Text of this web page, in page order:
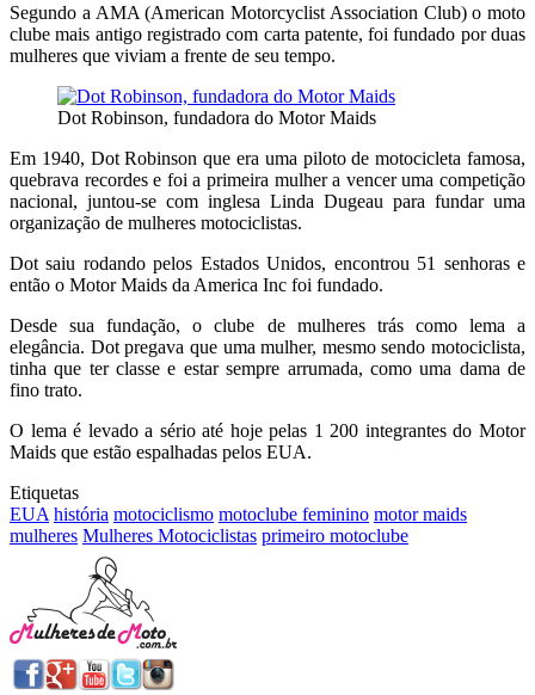
Segundo a AMA (American Motorcyclist Association Club) o moto
clube mais antigo registrado com carta patente, foi fundado por duas
mulheres que viviam a frente de seu tempo.
Dot Robinson, fundadora do Motor Maids
Em 1940, Dot Robinson que era uma piloto de motocicleta famosa,
quebrava recordes e foi a primeira mulher a vencer uma competição
nacional, juntou-se com inglesa Linda Dugeau para fundar uma
organização de mulheres motociclistas.
Dot saiu rodando pelos Estados Unidos, encontrou 51 senhoras e
então o Motor Maids da America Inc foi fundado.
Desde sua fundação, o clube de mulheres trás como lema a
elegância. Dot pregava que uma mulher, mesmo sendo motociclista,
tinha que ter classe e estar sempre arrumada, como uma dama de
fino trato.
O lema é levado a sério até hoje pelas 1 200 integrantes do Motor
Maids que estão espalhadas pelos EUA.
Etiquetas
EUA história motociclismo motoclube feminino motor maids
mulheres Mulheres Motociclistas primeiro motoclube